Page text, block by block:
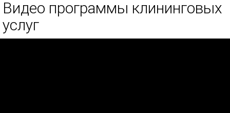
Видео программы клининговых
услуг